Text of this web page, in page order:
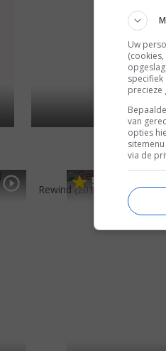
5
Rewind (2010)
Uw
precieze
van
opties
via de